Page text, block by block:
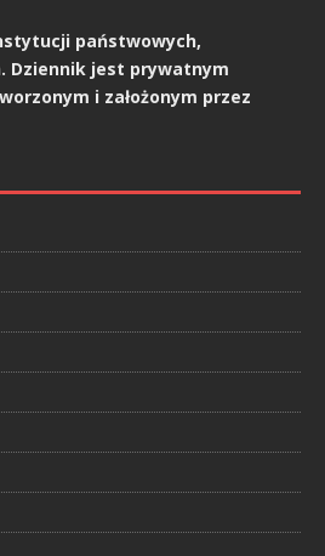
państwowych,
Dziennik jest prywatnym
i założonym przez